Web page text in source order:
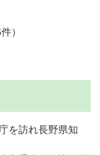
）
を訪れ長野県知